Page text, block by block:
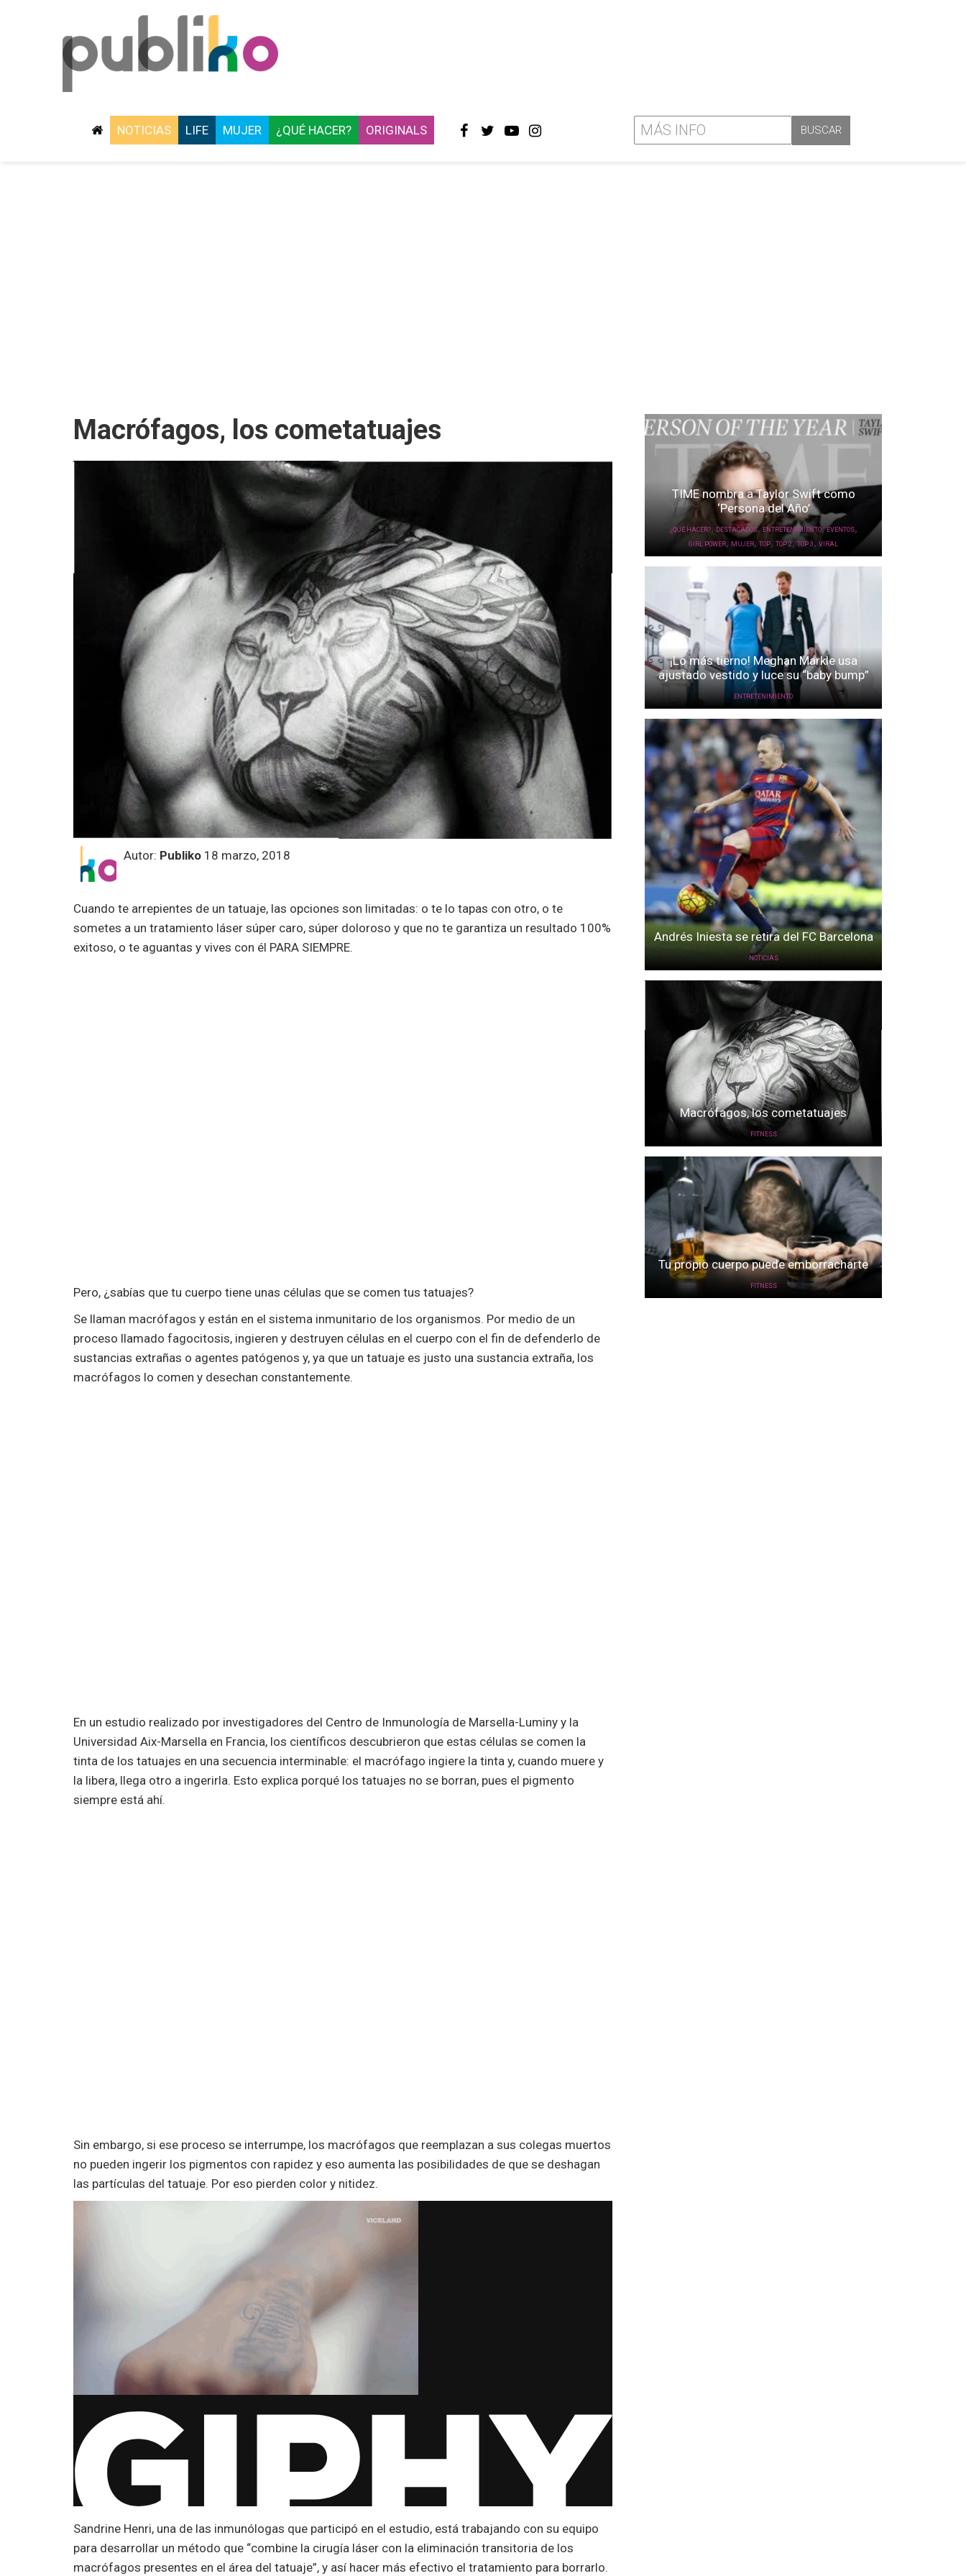
NOTICIAS LIFE MUJER ¿QUÉ HACER? ORIGINALS
Macrófagos, los cometatuajes
Autor: Publiko 18 marzo, 2018
Cuando te arrepientes de un tatuaje, las opciones son limitadas: o te lo tapas con otro, o te
sometes a un tratamiento láser súper caro, súper doloroso y que no te garantiza un resultado 100%
exitoso, o te aguantas y vives con él PARA SIEMPRE.
Pero, ¿sabías que tu cuerpo tiene unas células que se comen tus tatuajes?
Se llaman macrófagos y están en el sistema inmunitario de los organismos. Por medio de un
proceso llamado fagocitosis, ingieren y destruyen células en el cuerpo con el fin de defenderlo de
sustancias extrañas o agentes patógenos y, ya que un tatuaje es justo una sustancia extraña, los
macrófagos lo comen y desechan constantemente.
En un estudio realizado por investigadores del Centro de Inmunología de Marsella-Luminy y la
Universidad Aix-Marsella en Francia, los científicos descubrieron que estas células se comen la
tinta de los tatuajes en una secuencia interminable: el macrófago ingiere la tinta y, cuando muere y
la libera, llega otro a ingerirla. Esto explica porqué los tatuajes no se borran, pues el pigmento
siempre está ahí.
Sin embargo, si ese proceso se interrumpe, los macrófagos que reemplazan a sus colegas muertos
no pueden ingerir los pigmentos con rapidez y eso aumenta las posibilidades de que se deshagan
las partículas del tatuaje. Por eso pierden color y nitidez.
Sandrine Henri, una de las inmunólogas que participó en el estudio, está trabajando con su equipo
para desarrollar un método que “combine la cirugía láser con la eliminación transitoria de los
macrófagos presentes en el área del tatuaje”, y así hacer más efectivo el tratamiento para borrarlo.
TIME nombra a Taylor Swift como
‘Persona del Año’
¿QUÉ HACER?, DESTACADOS, ENTRETENIMIENTO,EVENTOS,
GIRL POWER, MUJER, TOP, TOP 2,TOP 3 , VIRAL
¡Lo más tierno! Meghan Markle usa
ajustado vestido y luce su “baby bump”
ENTRETENIMIENTO
Andrés Iniesta se retira del FC Barcelona
NOTICIAS
Macrófagos, los cometatuajes
FITNESS
Tu propio cuerpo puede emborracharte
FITNESS